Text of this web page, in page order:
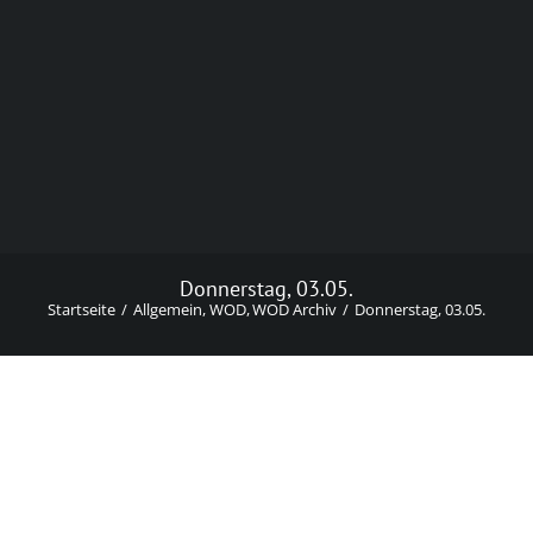
Donnerstag, 03.05.
Startseite Allgemein WOD WOD Archiv Donnerstag, 03.05.